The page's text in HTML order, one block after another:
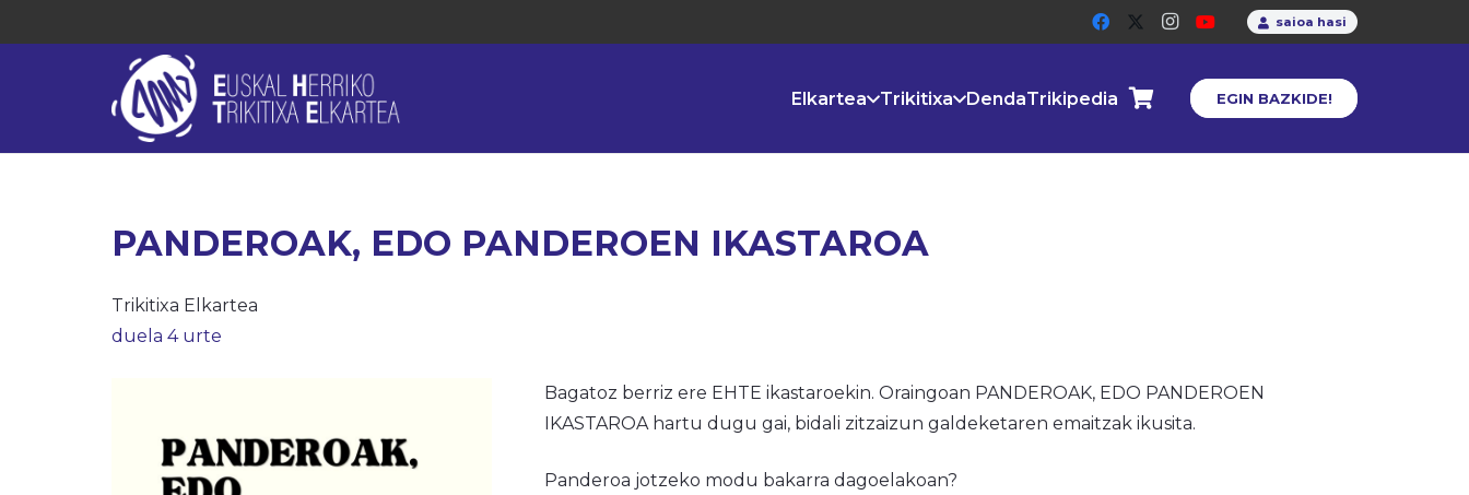
saioa hasi
Elkartea Trikitixa DendaTrikipedia EGIN BAZKIDE!
PANDEROAK, EDO PANDEROEN IKASTAROA
Trikitixa Elkartea
duela 4 urte
Bagatoz berriz ere EHTE ikastaroekin. Oraingoan PANDEROAK, EDO PANDEROEN
IKASTAROA hartu dugu gai, bidali zitzaizun galdeketaren emaitzak ikusita.
Panderoa jotzeko modu bakarra dagoelakoan?